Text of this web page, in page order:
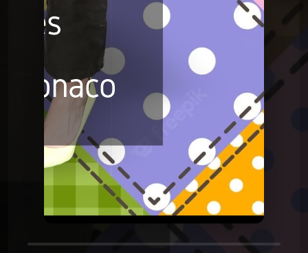
C'était mieux après CMA du 24 janvier 2023
C'était mieux après
C'était mieux après CMA du 27 décembre 2022
C'était mieux après CMA du 13 décembre 2022